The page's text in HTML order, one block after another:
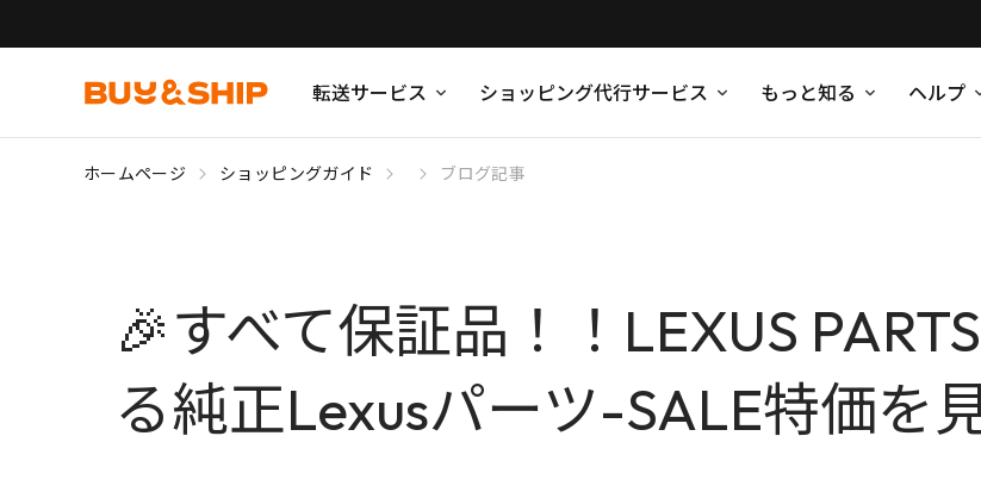
転送サービス ショッピング代行サービス もっと知る ヘルプ
ホームページ ショッピングガイド ブログ記事
🎉すべて保証品！！LEXUS
る純正Lexusパーツ-SALE特価を